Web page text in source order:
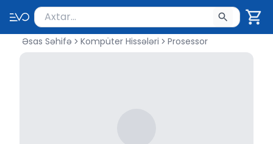
Məhsul axtar
Axtarış üçün ən azı 2 simvol yazın. Göndərmək
Əsas Səhifə Kompüter Hissələri Prosessor